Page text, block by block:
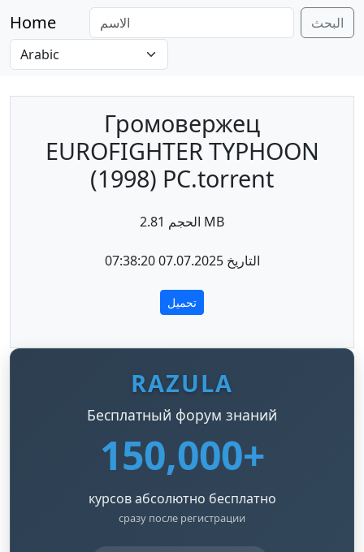
Home البحث
Громовержец
EUROFIGHTER TYPHOON
(1998) PC.torrent
الحجم 2.81 MB
التاريخ 07.07.2025 07:38:20
تحميل
RAZULA
Бесплатный форум знаний
150,000+
курсов абсолютно бесплатно
сразу после регистрации